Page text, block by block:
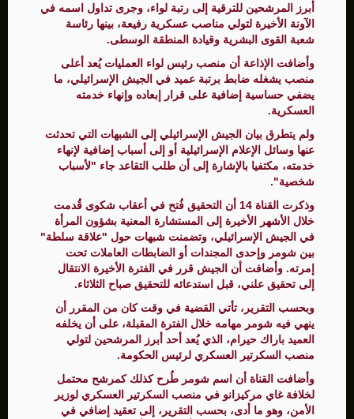
أبرز المرشحين للترقية إلى رتبة لواء، وجرى تداول اسمه في
الآونة الأخيرة لتولي مناصب عسكرية رفيعة، بينها رئاسة
شعبة القوى البشرية وقيادة المنطقة الوسطى.
وأضافت الإذاعة أن منصب رئيس لواء العمليات يُعد أعلى
منصب يشغله ضابط برتبة عميد في الجيش الإسرائيلي، ما
يضفي حساسية إضافية على قرار إبعاده وإنهاء خدمته
العسكرية.
ولم يتطرق بيان الجيش الإسرائيلي إلى الشبهات التي تحدثت
عنها وسائل الإعلام الإسرائيلية أو إلى أسباب إضافية لإنهاء
خدمته، مكتفيا بالإشارة إلى أن طلب التقاعد جاء "لأسباب
شخصية".
وذكرت القناة 14 أن التحقيق فُتح في أعقاب شكوى قُدمت
خلال الأشهر الأخيرة إلى المستشارة المعنية بشؤون المرأة
في الجيش الإسرائيلي، وتضمنت شبهات حول "علاقة سلطة"
بين شومر وإحدى المجندات أو الضابطات العاملات تحت
إمرته. وأضافت أن الجيش قرر في الفترة الأخيرة الانتقال
إلى تحقيق علني، قبل استدعائه للتحقيق صباح الثلاثاء.
وبحسب التقرير، تأتي القضية في وقت كان من المقرر أن
ينهي فيه شومر مهامه خلال الفترة المقبلة، على أن يخلفه
العميد باراك حيرام، الذي يُعد أحد أبرز المرشحين لتولي
منصب السكرتير العسكري لرئيس الحكومة.
وأضافت القناة أن اسم شومر طُرح كذلك كمرشح محتمل
لخلافة غاي مركيزانو في منصب السكرتير العسكري لوزير
الأمن، وهو ما أدى، بحسب التقرير، إلى تعقيد إضافي في